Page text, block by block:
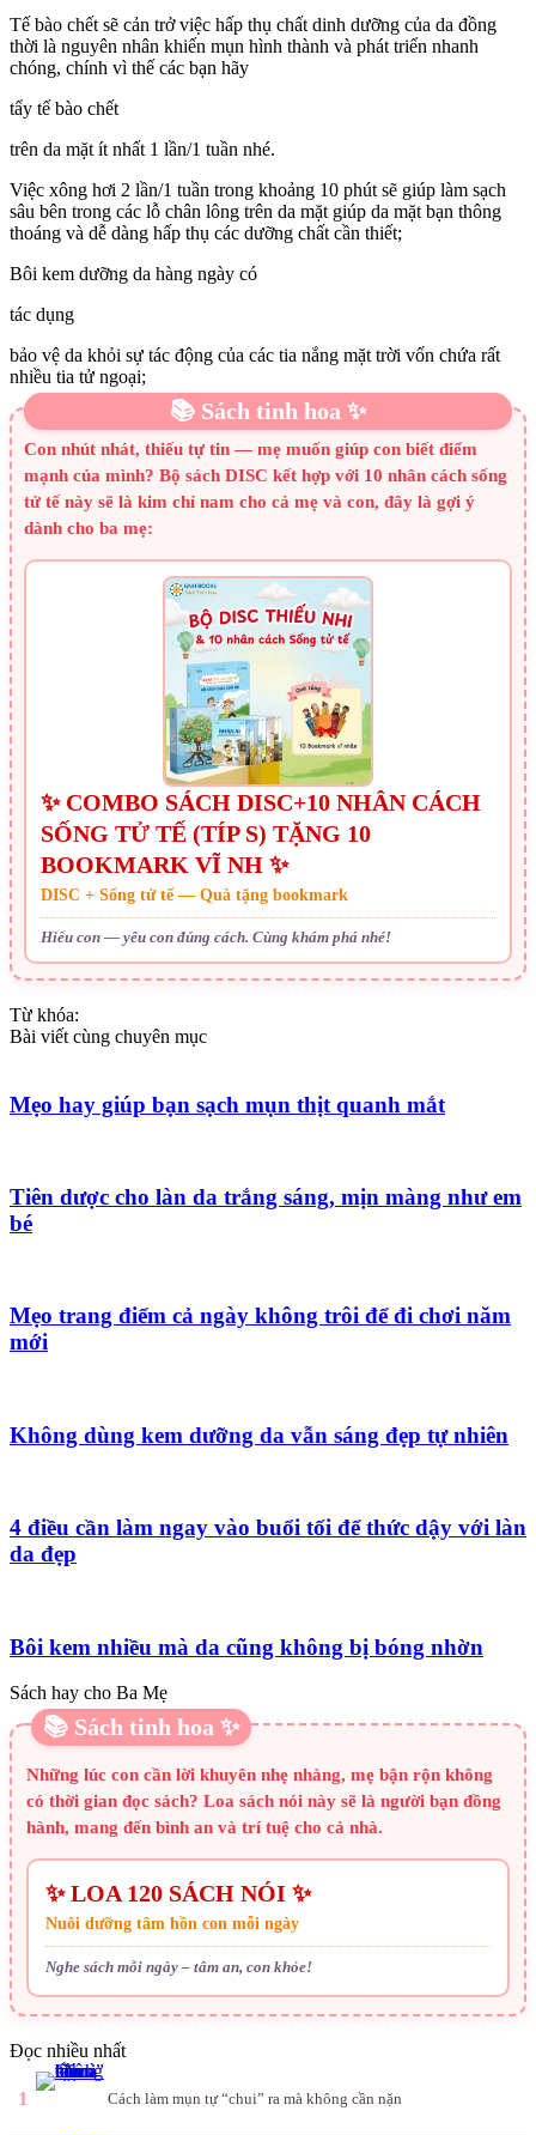
Tế bào chết sẽ cản trở việc hấp thụ chất dinh dưỡng của da đồng
thời là nguyên nhân khiến mụn hình thành và phát triển nhanh
chóng, chính vì thế các bạn hãy
tẩy tế bào chết
trên da mặt ít nhất 1 lần/1 tuần nhé.
Việc xông hơi 2 lần/1 tuần trong khoảng 10 phút sẽ giúp làm sạch
sâu bên trong các lỗ chân lông trên da mặt giúp da mặt bạn thông
thoáng và dễ dàng hấp thụ các dưỡng chất cần thiết;
Bôi kem dưỡng da hàng ngày có
tác dụng
bảo vệ da khỏi sự tác động của các tia nắng mặt trời vốn chứa rất
nhiều tia tử ngoại;
📚 Sách tinh hoa ✨
Con nhút nhát, thiếu tự tin — mẹ muốn giúp con biết điểm
mạnh của mình? Bộ sách DISC kết hợp với 10 nhân cách sống
tử tế này sẽ là kim chỉ nam cho cả mẹ và con, đây là gợi ý
dành cho ba mẹ:
✨ COMBO SÁCH DISC+10 NHÂN CÁCH
SỐNG TỬ TẾ (TÍP S) TẶNG 10
BOOKMARK VĨ NH ✨
DISC + Sống tử tế — Quà tặng bookmark
Hiểu con — yêu con đúng cách. Cùng khám phá nhé!
Từ khóa:
Bài viết cùng chuyên mục
Mẹo hay giúp bạn sạch mụn thịt quanh mắt
Tiên dược cho làn da trắng sáng, mịn màng như em
bé
Mẹo trang điểm cả ngày không trôi để đi chơi năm
mới
Không dùng kem dưỡng da vẫn sáng đẹp tự nhiên
4 điều cần làm ngay vào buổi tối để thức dậy với làn
da đẹp
Bôi kem nhiều mà da cũng không bị bóng nhờn
Sách hay cho Ba Mẹ
📚 Sách tinh hoa ✨
Những lúc con cần lời khuyên nhẹ nhàng, mẹ bận rộn không
có thời gian đọc sách? Loa sách nói này sẽ là người bạn đồng
hành, mang đến bình an và trí tuệ cho cả nhà.
✨ LOA 120 SÁCH NÓI ✨
Nuôi dưỡng tâm hồn con mỗi ngày
Nghe sách mỗi ngày – tâm an, con khỏe!
Đọc nhiều nhất
1 Cách làm mụn tự “chui” ra mà không cần nặn